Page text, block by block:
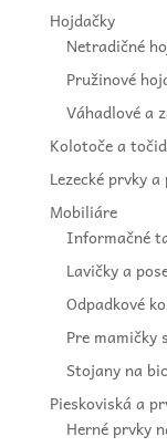
Hojdačky
Netradičné
Pružinové
Váhadlové a
Kolotoče a
Lezecké prvky
Mobiliáre
Informačné
Lavičky a
Odpadkové
Pre mamičky
Stojany na
Pieskoviská a
Herné prvky